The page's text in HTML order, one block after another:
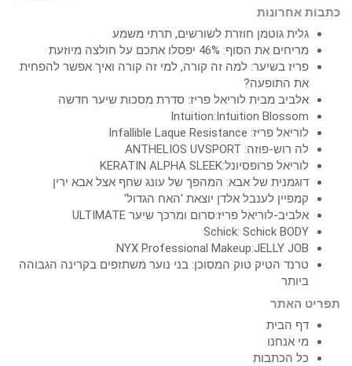
כתבות אחרונות
גלית גוטמן חוזרת לשורשים, תרתי משמע
מריחים את הסוף: 46% יפסלו אתכם על חולצה מיוזעת
פריז בשיער: למה זה קורה, למי זה קורה ואיך אפשר להפחית
את התופעה?
אלביב מבית לוריאל פריז: סדרת מסכות שיער חדשה
Intuition:Intuition Blossom
לוריאל פריז: Infallible Laque Resistance
לה רוש-פוזה: ANTHELIOS UVSPORT
לוריאל פרופסיונל:KERATIN ALPHA SLEEK
דוגמנית של אבא: המהפך של עונג שחף אצל אבא ירין
קמפיין לענבל אלדן יוצאת 'האח הגדול'
אלביב-לוריאל פריז:סרום ומרכך שיער ULTIMATE
Schick: Schick BODY
NYX Professional Makeup:JELLY JOB
טרנד הטיק טוק המסוכן: בני נוער משתזפים בקרינה הגבוהה
ביותר
תפריט האתר
דף הבית
מי אנחנו
כל הכתבות